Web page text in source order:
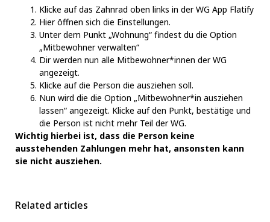
Klicke auf das Zahnrad oben links in der WG App Flatify
Hier öffnen sich die Einstellungen.
Unter dem Punkt „Wohnung“ findest du die Option
„Mitbewohner verwalten“
Dir werden nun alle Mitbewohner*innen der WG
angezeigt.
Klicke auf die Person die ausziehen soll.
Nun wird die die Option „Mitbewohner*in ausziehen
lassen“ angezeigt. Klicke auf den Punkt, bestätige und
die Person ist nicht mehr Teil der WG.
Wichtig hierbei ist, dass die Person keine
ausstehenden Zahlungen mehr hat, ansonsten kann
sie nicht ausziehen.
Related articles